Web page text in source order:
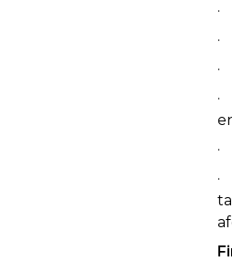
·
·
·
·
·
·